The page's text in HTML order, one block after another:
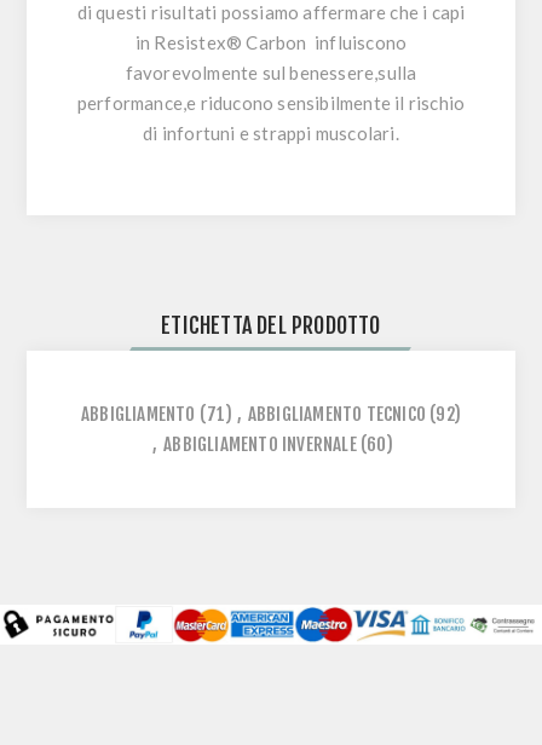
di questi risultati possiamo affermare che i capi
in Resistex® Carbon influiscono
favorevolmente sul benessere,sulla
performance,e riducono sensibilmente il rischio
di infortuni e strappi muscolari.
ETICHETTA DEL PRODOTTO
ABBIGLIAMENTO (71) , ABBIGLIAMENTO TECNICO (92)
, ABBIGLIAMENTO INVERNALE (60)